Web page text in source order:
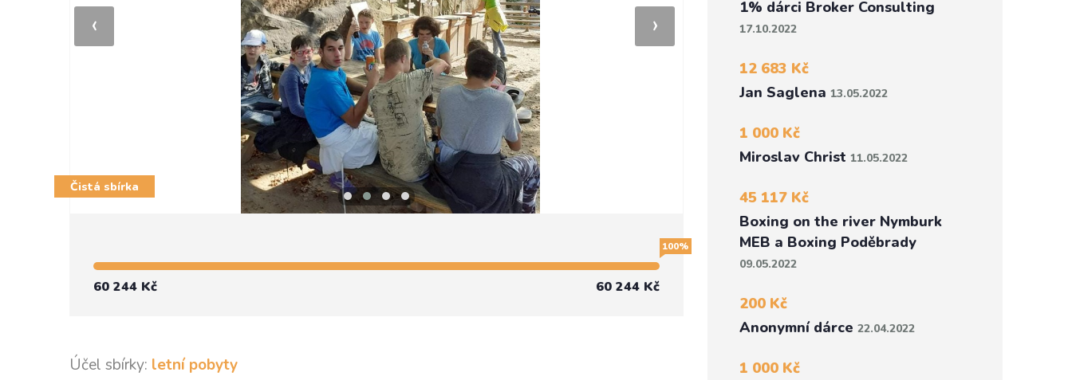
‹ ›
Čistá sbírka
100%
60 244 Kč 60 244 Kč
Účel sbírky: letní pobyty
1% dárci Broker Consulting
17.10.2022
12 683 Kč
Jan Saglena 13.05.2022
1 000 Kč
Miroslav Christ 11.05.2022
45 117 Kč
Boxing on the river Nymburk
MEB a Boxing Poděbrady
09.05.2022
200 Kč
Anonymní dárce 22.04.2022
1 000 Kč